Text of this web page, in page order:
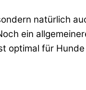
natürlich
ein
optimal für